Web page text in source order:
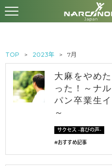
TOP 2023年 7月
大麻をやめ
った！～ナ
パン卒業生
～
サクセス -喜びの声-
#おすすめ記事